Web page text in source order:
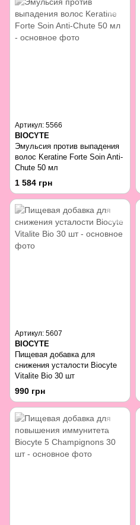
Артикул: 5566
BIOCYTE
Эмульсия против выпадения
волос Keratine Forte Soin Anti-
Chute 50 мл
1 584 грн
Артикул: 5607
BIOCYTE
Пищевая добавка для
снижения усталости Biocyte
Vitalite Bio 30 шт
990 грн